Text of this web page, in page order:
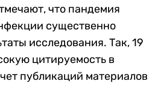
что пандемия
существенно
исследования. Так, 19
цитируемость в
публикаций материалов